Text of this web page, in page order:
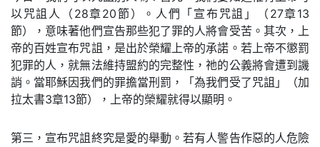
以咒詛人（28章20節）。人們「宣布咒詛」（27章13
節），意味著他們宣告那些犯了罪的人將會受苦。其次，上
帝的百姓宣布咒詛，是出於榮耀上帝的承諾。若上帝不懲罰
犯罪的人，就無法維持盟約的完整性，祂的公義將會遭到譏
誚。當耶穌因我們的罪擔當刑罰，「為我們受了咒詛」（加
拉太書3章13節），上帝的榮耀就得以顯明。
第三，宣布咒詛終究是愛的舉動。若有人警告作惡的人危險